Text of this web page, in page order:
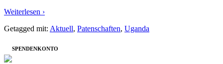
Weiterlesen ›
Getagged mit: Aktuell, Patenschaften, Uganda
SPENDENKONTO